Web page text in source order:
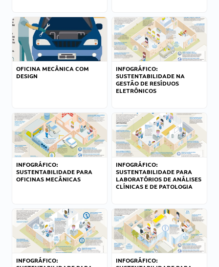
OFICINA MECÂNICA COM
DESIGN
INFOGRÁFICO:
SUSTENTABILIDADE NA
GESTÃO DE RESÍDUOS
ELETRÔNICOS
INFOGRÁFICO:
SUSTENTABILIDADE PARA
OFICINAS MECÂNICAS
INFOGRÁFICO:
SUSTENTABILIDADE PARA
LABORATÓRIOS DE ANÁLISES
CLÍNICAS E DE PATOLOGIA
INFOGRÁFICO:
INFOGRÁFICO: